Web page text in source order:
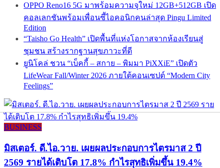
OPPO Reno16 5G มาพร้อมความจุใหม่ 12GB+512GB เปิด
คอลเลกชันพร้อมเพื่อนซี้ไอคอนิกคนล่าสุด Pingu Limited
Edition
“Taisho Go Health” เปิดพื้นที่แห่งโอกาสจากห้องเรียนสู่
ชุมชน สร้างรากฐานสุขภาวะที่ดี
ยูนิโคล่ ชวน “เบ็คกี้ – สกาย – พิมมา PiXXiE” เปิดตัว
LifeWear Fall/Winter 2026 ภายใต้คอนเซปต์ “Modern City
Feelings”
BUSINESS
มิสเตอร์. ดี.ไอ.วาย. เผยผลประกอบการไตรมาส 2 ปี
2569 รายได้เติบโต 17.8% กำไรสุทธิเพิ่มขึ้น 19.4%